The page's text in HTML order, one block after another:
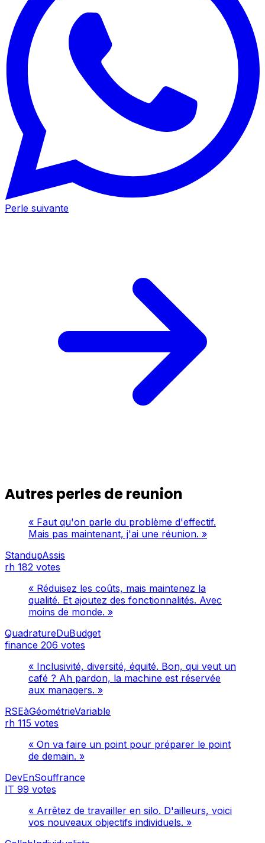
Perle suivante
Autres perles de reunion
« Faut qu'on parle du problème d'effectif.
Mais pas maintenant, j'ai une réunion. »
StandupAssis
rh 182 votes
« Réduisez les coûts, mais maintenez la
qualité. Et ajoutez des fonctionnalités. Avec
moins de monde. »
QuadratureDuBudget
finance 206 votes
« Inclusivité, diversité, équité. Bon, qui veut un
café ? Ah pardon, la machine est réservée
aux managers. »
RSEàGéométrieVariable
rh 115 votes
« On va faire un point pour préparer le point
de demain. »
DevEnSouffrance
IT 99 votes
« Arrêtez de travailler en silo. D'ailleurs, voici
vos nouveaux objectifs individuels. »